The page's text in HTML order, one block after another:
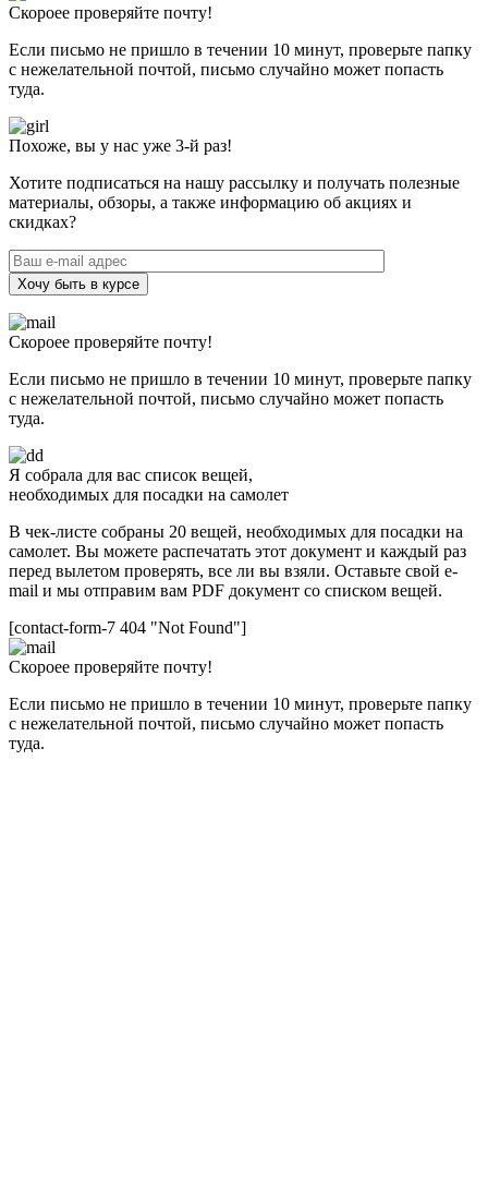
Скороее проверяйте почту!
Если письмо не пришло в течении 10 минут, проверьте папку
с нежелательной почтой, письмо случайно может попасть
туда.
Похоже, вы у нас уже 3-й раз!
Хотите подписаться на нашу рассылку и получать полезные
материалы, обзоры, а также информацию об акциях и
скидках?
Хочу быть в курсе
Скороее проверяйте почту!
Если письмо не пришло в течении 10 минут, проверьте папку
с нежелательной почтой, письмо случайно может попасть
туда.
Я собрала для вас список вещей,
необходимых для посадки на самолет
В чек-листе собраны 20 вещей, необходимых для посадки на
самолет. Вы можете распечатать этот документ и каждый раз
перед вылетом проверять, все ли вы взяли. Оставьте свой e-
mail и мы отправим вам PDF документ со списком вещей.
[contact-form-7 404 "Not Found"]
Скороее проверяйте почту!
Если письмо не пришло в течении 10 минут, проверьте папку
с нежелательной почтой, письмо случайно может попасть
туда.